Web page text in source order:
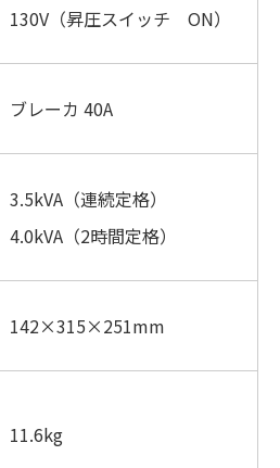
130V（昇圧スイッチ ON）
ブレーカ 40A
3.5kVA（連続定格）
4.0kVA（2時間定格）
142×315×251mm
11.6kg